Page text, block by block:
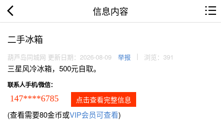
信息内容
二手冰箱
葫芦岛同城网 更新日期：2026-08-09 举报 浏览：391
三星风冷冰箱，500元自取。
联系人手机/微信：
147****6785 点击查看完整信息
(查看需要80金币或VIP会员可查看)